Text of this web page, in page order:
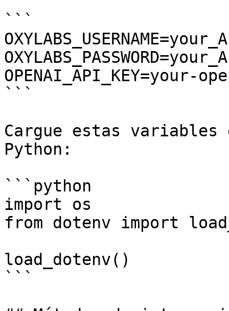
```
OPENAI_API_KEY=your-
```
Cargue estas
Python:
```python
import os
from dotenv import
load_dotenv()
```